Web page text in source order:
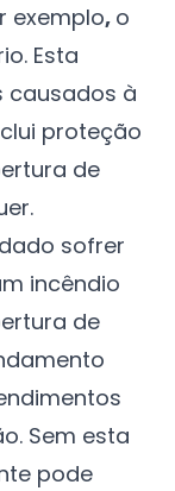
exemplo, o
Esta
causados à
proteção
de
sofrer
incêndio
de
Sem esta
pode